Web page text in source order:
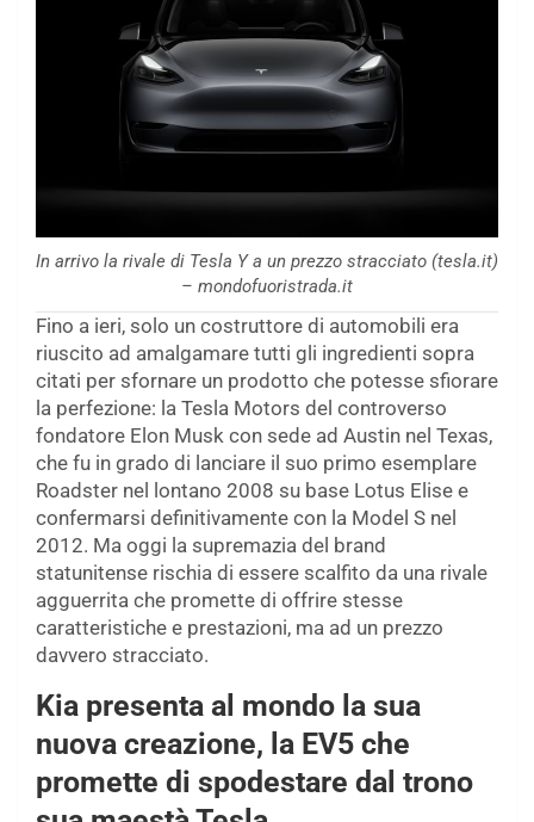
In arrivo la rivale di Tesla Y a un prezzo stracciato (tesla.it)
– mondofuoristrada.it
Fino a ieri, solo un costruttore di automobili era
riuscito ad amalgamare tutti gli ingredienti sopra
citati per sfornare un prodotto che potesse sfiorare
la perfezione: la Tesla Motors del controverso
fondatore Elon Musk con sede ad Austin nel Texas,
che fu in grado di lanciare il suo primo esemplare
Roadster nel lontano 2008 su base Lotus Elise e
confermarsi definitivamente con la Model S nel
2012. Ma oggi la supremazia del brand
statunitense rischia di essere scalfito da una rivale
agguerrita che promette di offrire stesse
caratteristiche e prestazioni, ma ad un prezzo
davvero stracciato.
Kia presenta al mondo la sua
nuova creazione, la EV5 che
promette di spodestare dal trono